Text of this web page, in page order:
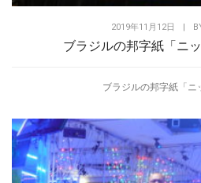
2019年11月12日 |
ブラジルの邦字紙「ニ
ブラジルの邦字紙「ニ